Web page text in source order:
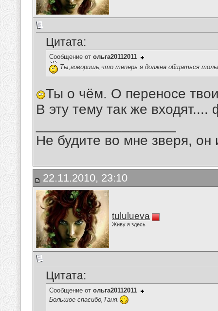
Цитата:
Сообщение от ольга20112011
Ты,говоришь,что теперь я должна общаться
Ты о чём. О переносе
В эту тему так же
Не будите во мне зверя, он
22.11.2010, 23:10
tululueva
Живу я здесь
Цитата:
Сообщение от ольга20112011
Большое спасибо,Таня.